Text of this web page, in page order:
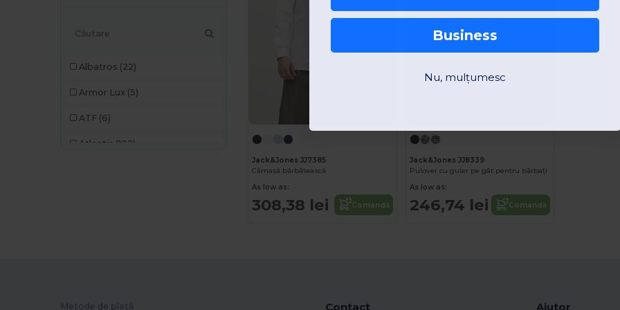
Albatros (22)
Armor Lux (5)
ATF (6)
Atlantis (102)
Jack&Jones JJ7385
Cămașă bărbătească
As low as:
308,38 lei Comandă
Jack&Jones JJ8339
Pulover cu guler pe gât pentru bărbați
As low as:
246,74 lei Comandă
Metode de plată Contact Ajutor
Business
Nu, mulțumesc